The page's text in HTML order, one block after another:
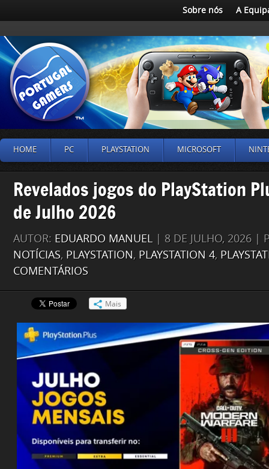
Sobre nós A
HOME PC PLAYSTATION MICROSOFT
Revelados jogos do PlayStation
de Julho 2026
AUTOR: EDUARDO MANUEL | 8 DE JULHO, 2026 |
NOTÍCIAS, PLAYSTATION, PLAYSTATION 4,
COMENTÁRIOS
Mais